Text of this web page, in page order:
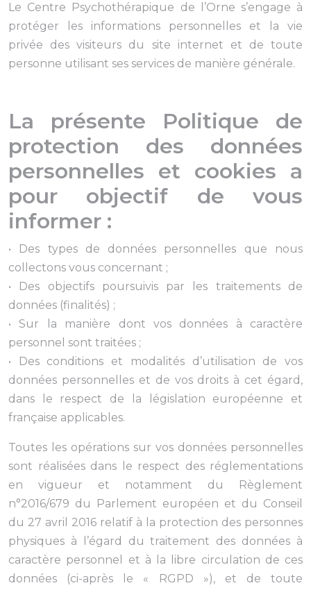
Le Centre Psychothérapique de l’Orne s’engage à
protéger les informations personnelles et la vie
privée des visiteurs du site internet et de toute
personne utilisant ses services de manière générale.
La présente Politique de
protection des données
personnelles et cookies a
pour objectif de vous
informer :
• Des types de données personnelles que nous
collectons vous concernant ;
• Des objectifs poursuivis par les traitements de
données (finalités) ;
• Sur la manière dont vos données à caractère
personnel sont traitées ;
• Des conditions et modalités d’utilisation de vos
données personnelles et de vos droits à cet égard,
dans le respect de la législation européenne et
française applicables.
Toutes les opérations sur vos données personnelles
sont réalisées dans le respect des réglementations
en vigueur et notamment du Règlement
n°2016/679 du Parlement européen et du Conseil
du 27 avril 2016 relatif à la protection des personnes
physiques à l’égard du traitement des données à
caractère personnel et à la libre circulation de ces
données (ci-après le « RGPD »), et de toute